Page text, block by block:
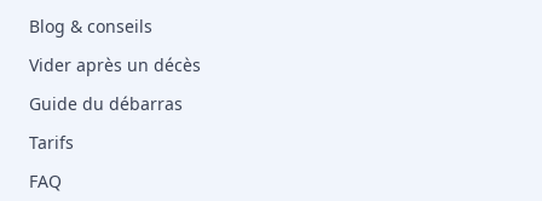
Blog & conseils
Vider après un décès
Guide du débarras
Tarifs
FAQ